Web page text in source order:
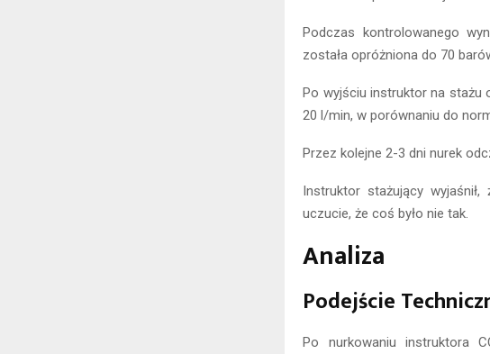
Podczas kontrolowanego
została opróżniona do 70
Po wyjściu instruktor na stażu
20 l/min, w porównaniu do
Przez kolejne 2-3 dni nurek
Instruktor stażujący
uczucie, że coś było nie tak.
Analiza
Podejście
Po nurkowaniu instruktora